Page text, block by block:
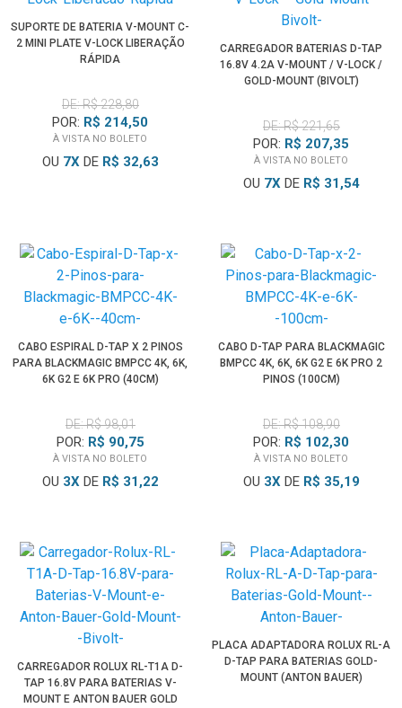
SUPORTE DE BATERIA V-MOUNT C-
2 MINI PLATE V-LOCK LIBERAÇÃO
RÁPIDA
DE: R$ 228,80
POR: R$ 214,50
À VISTA NO BOLETO
OU 7XDE R$ 32,63
CARREGADOR BATERIAS D-TAP
16.8V 4.2A V-MOUNT / V-LOCK /
GOLD-MOUNT (BIVOLT)
DE: R$ 221,65
POR: R$ 207,35
À VISTA NO BOLETO
OU 7XDE R$ 31,54
CABO ESPIRAL D-TAP X 2 PINOS
PARA BLACKMAGIC BMPCC 4K, 6K,
6K G2 E 6K PRO (40CM)
DE: R$ 98,01
POR: R$ 90,75
À VISTA NO BOLETO
OU 3XDE R$ 31,22
CABO D-TAP PARA BLACKMAGIC
BMPCC 4K, 6K, 6K G2 E 6K PRO 2
PINOS (100CM)
DE: R$ 108,90
POR: R$ 102,30
À VISTA NO BOLETO
OU 3XDE R$ 35,19
CARREGADOR ROLUX RL-T1A D-
TAP 16.8V PARA BATERIAS V-
MOUNT E ANTON BAUER GOLD
PLACA ADAPTADORA ROLUX RL-A
D-TAP PARA BATERIAS GOLD-
MOUNT (ANTON BAUER)